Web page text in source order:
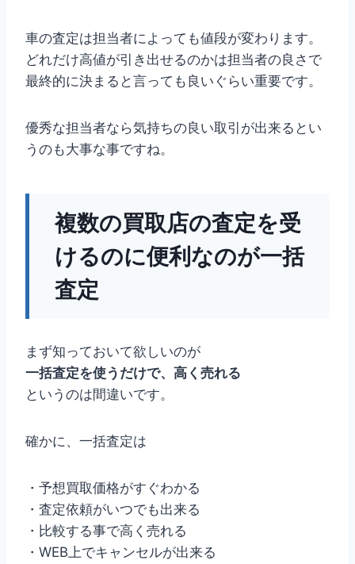
車の査定は担当者によっても値段が変わります。
どれだけ高値が引き出せるのかは担当者の良さで
最終的に決まると言っても良いぐらい重要です。
優秀な担当者なら気持ちの良い取引が出来るとい
うのも大事な事ですね。
複数の買取店の査定を受
けるのに便利なのが一括
査定
まず知っておいて欲しいのが
一括査定を使うだけで、高く売れる
というのは間違いです。
確かに、一括査定は
・予想買取価格がすぐわかる
・査定依頼がいつでも出来る
・比較する事で高く売れる
・WEB上でキャンセルが出来る